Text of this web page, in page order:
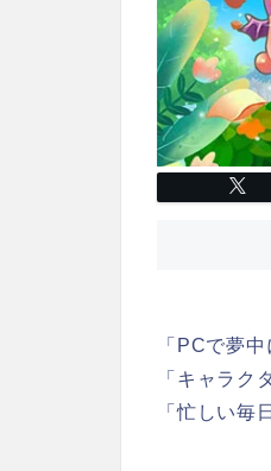
「PCで夢
「キャラク
「忙しい毎